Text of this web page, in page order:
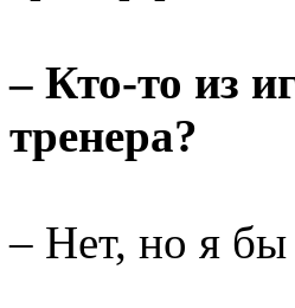
– Кто-то из
тренера?
– Нет, но я бы